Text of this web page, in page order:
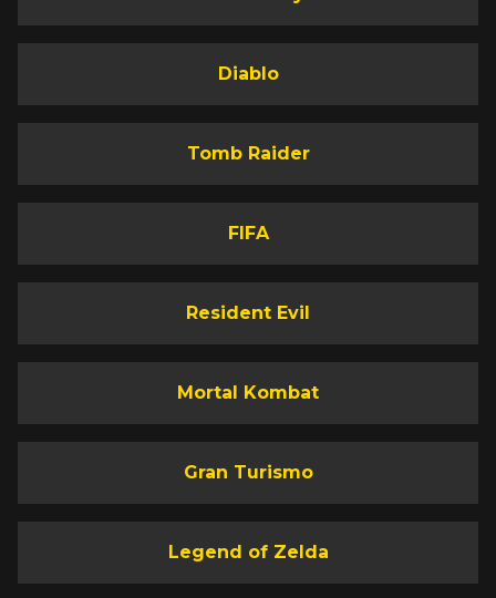
Diablo
Tomb Raider
FIFA
Resident Evil
Mortal Kombat
Gran Turismo
Legend of Zelda